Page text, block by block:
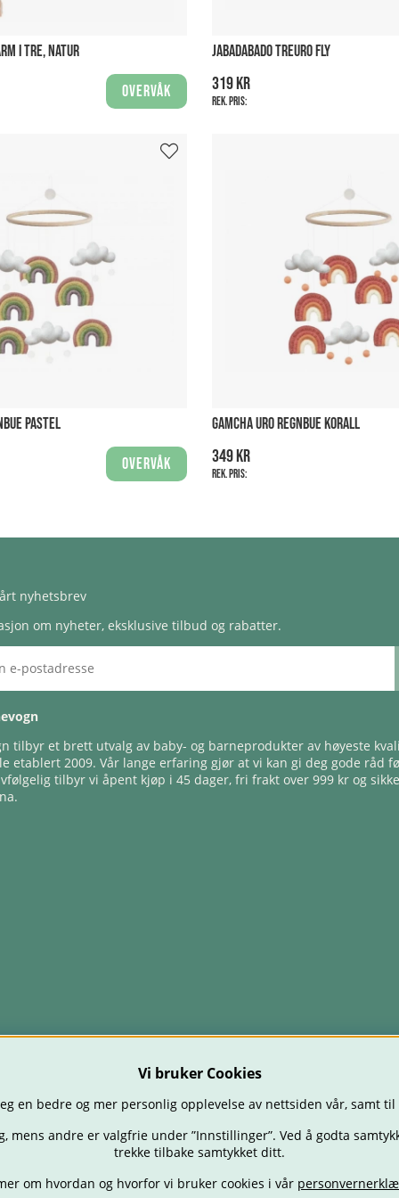
I TRE, NATUR
Overvåk
JABADABADO TREURO FLY
319 kr
Rek. pris:
PASTEL
Overvåk
GAMCHA URO REGNBUE KORALL
349 kr
Rek. pris:
nyhetsbrev
om nyheter, eksklusive tilbud og rabatter.
tilbyr et brett utvalg av baby- og barneprodukter av høyeste
etablert 2009. Vår lange erfaring gjør at vi kan gi deg gode råd
tilbyr vi åpent kjøp i 45 dager, fri frakt over 999 kr og
BABY SPISE & MATE REISE FORELDRE
Vi bruker Cookies
en bedre og mer personlig opplevelse av nettsiden vår, samt
andre er valgfrie under ”Innstillinger”. Ved å godta
trekke tilbake samtykket ditt.
om hvordan og hvorfor vi bruker cookies i vår